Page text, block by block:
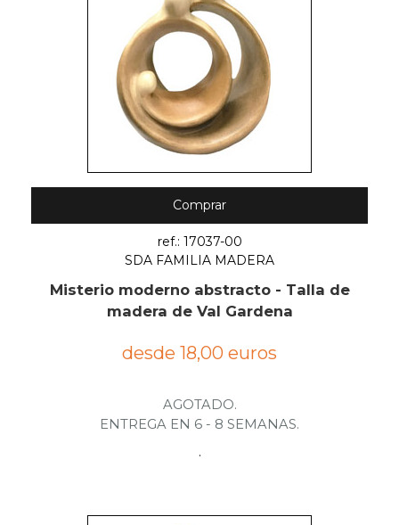
Comprar
ref.: 17037-00
SDA FAMILIA MADERA
Misterio moderno abstracto - Talla de
madera de Val Gardena
desde 18,00 euros
AGOTADO.
ENTREGA EN 6 - 8 SEMANAS.
.